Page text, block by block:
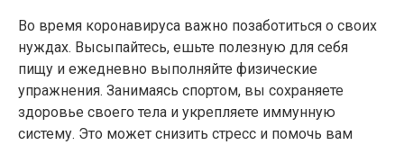
Во время коронавируса важно позаботиться о своих
нуждах. Высыпайтесь, ешьте полезную для себя
пищу и ежедневно выполняйте физические
упражнения. Занимаясь спортом, вы сохраняете
здоровье своего тела и укрепляете иммунную
систему. Это может снизить стресс и помочь вам